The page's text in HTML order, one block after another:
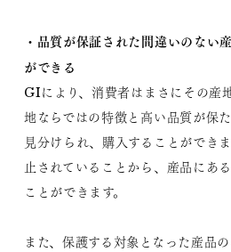
・品質が保証された間違いのない
ができる
GIにより、消費者はまさにその産
地ならではの特徴と高い品質が保
見分けられ、購入することができ
止されていることから、産品にあ
ことができます。
また、保護する対象となった産品